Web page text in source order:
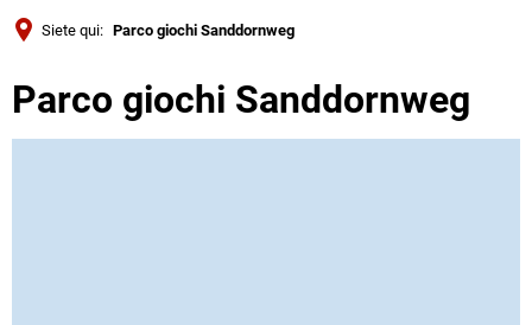
Български
Siete qui: Parco giochi Sanddornweg
Parco giochi Sanddornweg